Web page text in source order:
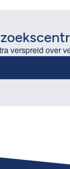
verspreid over